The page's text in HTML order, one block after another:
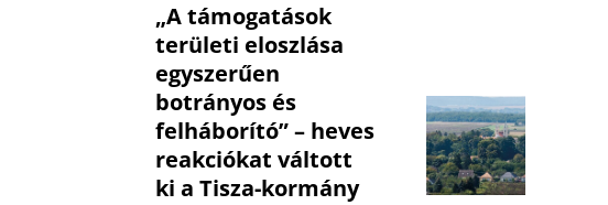
„A támogatások
területi eloszlása
egyszerűen
botrányos és
felháborító” – heves
reakciókat váltott
ki a Tisza-kormány